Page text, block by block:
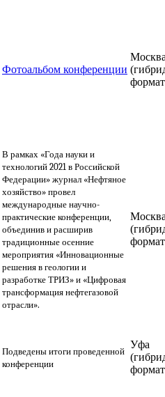
Фотоальбом конференции
В рамках «Года науки и
технологий 2021 в Российской
Федерации» журнал «Нефтяное
хозяйство» провел
международные научно-
практические конференции,
объединив и расширив
традиционные осенние
мероприятия «Инновационные
решения в геологии и
разработке ТРИЗ» и «Цифровая
трансформация нефтегазовой
отрасли».
Подведены итоги проведенной
конференции
Уфа